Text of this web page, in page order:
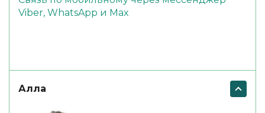
Viber, WhatsApp и Max
Алла